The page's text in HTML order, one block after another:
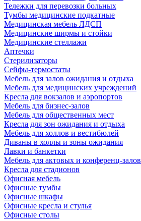
Тележки для перевозки больных
Тумбы медицинские подкатные
Медицинская мебель ЛДСП
Медицинские ширмы и стойки
Медицинские стеллажи
Аптечки
Стерилизаторы
Сейфы-термостаты
Мебель для залов ожидания и отдыха
Мебель для медицинских учреждений
Кресла для вокзалов и аэропортов
Мебель для бизнес-залов
Мебель для общественных мест
Кресла для зон ожидания и отдыха
Мебель для холлов и вестибюлей
Диваны в холлы и зоны ожидания
Лавки и банкетки
Мебель для актовых и конференц-залов
Кресла для стадионов
Офисная мебель
Офисные тумбы
Офисные шкафы
Офисные кресла и стулья
Офисные столы